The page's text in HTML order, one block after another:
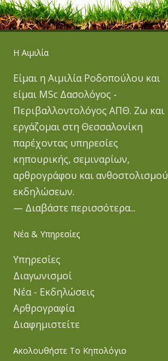
Η Αιμιλία
Είμαι η Αιμιλία Ροδοπούλου και
είμαι MSc Δασολόγος -
Περιβαλλοντολόγος ΑΠΘ. Ζω και
εργάζομαι στη Θεσσαλονίκη
παρέχοντας υπηρεσίες
κηπουρικής, σεμιναρίων,
αρθρογράφου και ανθοστολισμού
εκδηλώσεων.
— Διαβάστε περισσότερα...
Νέα & Υπηρεσίες
Υπηρεσίες
Διαγωνισμοί
Νέα - Εκδηλώσεις
Αρθρογραφία
Διαφημιστείτε
Ακολουθήστε Το Κηπολόγιο